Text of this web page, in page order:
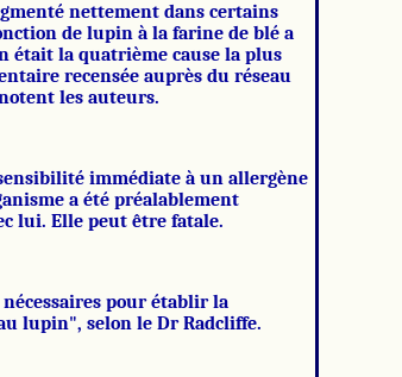
nettement dans certains
de lupin à la farine de blé a
était la quatrième cause la plus
recensée auprès du réseau
les auteurs.
immédiate à un allergène
a été préalablement
lui. Elle peut être fatale.
pour établir la
lupin", selon le Dr Radcliffe.